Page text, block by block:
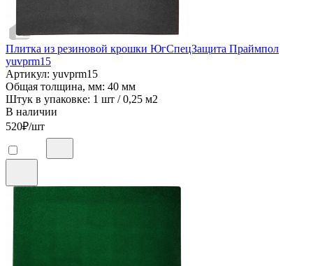
Плитка из резиновой крошки ЮгСпецЗащита Праймпол
yuvprm15
Артикул: yuvprm15
Общая толщина, мм: 40 мм
Штук в упаковке: 1 шт / 0,25 м2
В наличии
520₽/шт